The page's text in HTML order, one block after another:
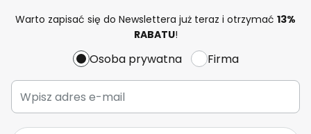
Warto zapisać się do Newslettera już teraz i otrzymać 13%
RABATU!
Osoba prywatna Firma